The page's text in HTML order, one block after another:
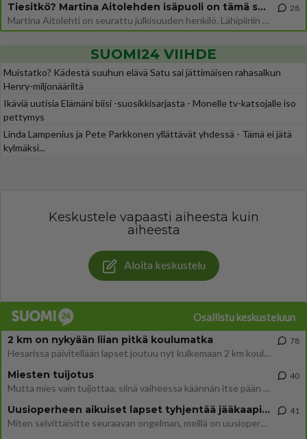
Tiesitkö? Martina Aitolehden isäpuoli on tämä suosittu laulaja
Martina Aitolehti on seurattu julkisuuden henkilö. Lähipiiriin mahtuu muitakin tunnettuja henkilöitä. Tiesitkö, että Ma
28
SUOMI24 VIIHDE
Muistatko? Kädestä suuhun elävä Satu sai jättimäisen rahasalkun
Henry-miljonääriltä
Ikäviä uutisia Elämäni biisi -suosikkisarjasta - Monelle tv-katsojalle iso
pettymys
Linda Lampenius ja Pete Parkkonen yllättävät yhdessä - Tämä ei jätä
kylmäksi...
Keskustele vapaasti aiheesta kuin
aiheesta
Aloita keskustelu
Osallistu keskusteluun
2 km on nykyään liian pitkä koulumatka
Hesarissa päivitellään lapset joutuu nyt kulkemaan 2 km kouluun jösses. Ruostefillarilla tuo matka menee vaikka miten äk
78
Miesten tuijotus
Mutta mies vain tuijottaa, siinä vaiheessa käännän itse pään pois. Mikä juttu? Yleensä jos joku tuijottaa tai katsoo, hä
40
Uusioperheen aikuiset lapset tyhjentää jääkaapin käydessään
Miten selvittäisitte seuraavan ongelman, meillä on uusioperhe, minulla teini-ikäiset lapset ja puolisolla aikuiset, jotk
41